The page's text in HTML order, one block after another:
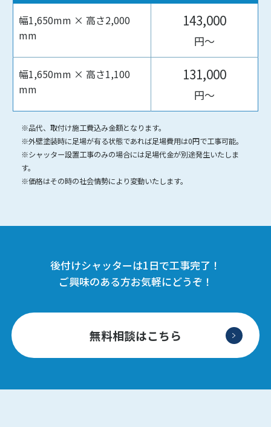
幅1,650mm × 高さ2,000
mm
143,000
円〜
幅1,650mm × 高さ1,100
mm
131,000
円〜
※品代、取付け施工費込み金額となります。
※外壁塗装時に足場が有る状態であれば足場費用は0円で工事可能。
※シャッター設置工事のみの場合には足場代金が別途発生いたしま
す。
※価格はその時の社会情勢により変動いたします。
後付けシャッターは1日で工事完了！
ご興味のある方お気軽にどうぞ！
無料相談はこちら